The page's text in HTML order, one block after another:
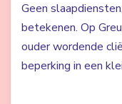
Geen
betekenen. Op
ouder wordende
beperking in een